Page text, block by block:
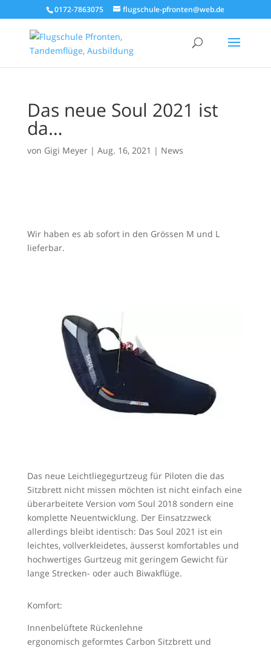
0172-7863075 flugschule-pfronten@web.de
Das neue Soul 2021 ist
da…
von Gigi Meyer| Aug. 16, 2021 | News
Wir haben es ab sofort in den Grössen M und L
lieferbar.
Das neue Leichtliegegurtzeug für Piloten die das
Sitzbrett nicht missen möchten ist nicht einfach eine
überarbeitete Version vom Soul 2018 sondern eine
komplette Neuentwicklung. Der Einsatzzweck
allerdings bleibt identisch: Das Soul 2021 ist ein
leichtes, vollverkleidetes, äusserst komfortables und
hochwertiges Gurtzeug mit geringem Gewicht für
lange Strecken- oder auch Biwakflüge.
Komfort:
Innenbelüftete Rückenlehne
ergonomisch geformtes Carbon Sitzbrett und